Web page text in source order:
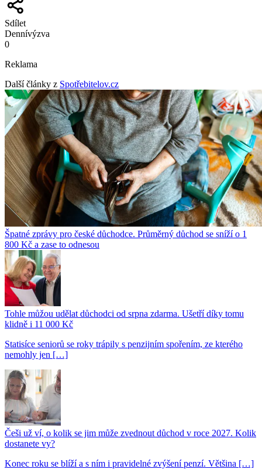
Sdílet
Dennívýzva
0
Reklama
Další články z Spotřebitelov.cz
Špatné zprávy pro české důchodce. Průměrný důchod se sníží o 1
800 Kč a zase to odnesou
Tohle můžou udělat důchodci od srpna zdarma. Ušetří díky tomu
klidně i 11 000 Kč
Statisíce seniorů se roky trápily s penzijním spořením, ze kterého
nemohly jen […]
Češi už ví, o kolik se jim může zvednout důchod v roce 2027. Kolik
dostanete vy?
Konec roku se blíží a s ním i pravidelné zvýšení penzí. Většina […]